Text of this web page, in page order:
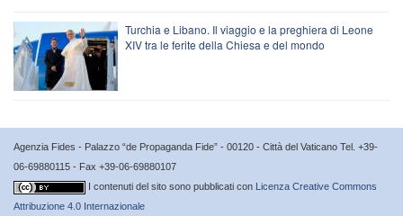
Turchia e Libano. Il viaggio e la preghiera di Leone
XIV tra le ferite della Chiesa e del mondo
Agenzia Fides - Palazzo “de Propaganda Fide” - 00120 - Città del Vaticano Tel. +39-
06-69880115 - Fax +39-06-69880107
I contenuti del sito sono pubblicati con Licenza Creative Commons
Attribuzione 4.0 Internazionale